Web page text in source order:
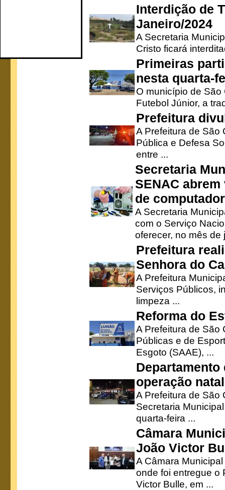
Interdição de
Janeiro/2024
A Secretaria
Cristo ficará
Primeiras
nesta quarta-
O município de
Futebol Júnior, a
Prefeitura
A Prefeitura de São
Pública e Defesa
entre ...
Secretaria
SENAC
de
A Secretaria
com o Serviço
oferecer, no mês de
Prefeitura
Senhora do
A Prefeitura
Serviços Públicos,
limpeza ...
Reforma do
A Prefeitura de São
Públicas e de
Esgoto (SAAE), ...
operação
A Prefeitura de São
Secretaria
quarta-feira ...
Câmara
João Victor
A Câmara
onde foi entregue o
Victor Bulle, em ...